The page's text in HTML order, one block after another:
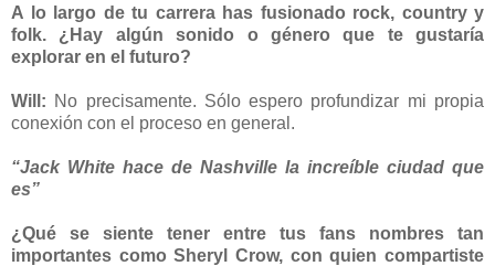
A lo largo de tu carrera has fusionado rock, country y
folk. ¿Hay algún sonido o género que te gustaría
explorar en el futuro?
Will: No precisamente. Sólo espero profundizar mi propia
conexión con el proceso en general.
“Jack White hace de Nashville la increíble ciudad que
es”
¿Qué se siente tener entre tus fans nombres tan
importantes como Sheryl Crow, con quien compartiste